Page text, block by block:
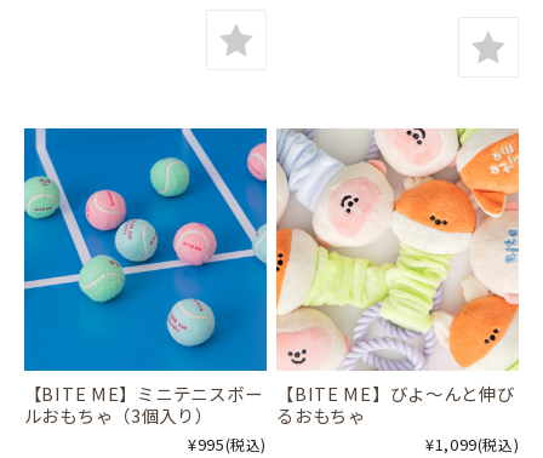
【BITE ME】ミニテニスボー
ルおもちゃ（3個入り）
¥995(税込)
【BITE ME】びよ～んと伸び
るおもちゃ
¥1,099(税込)